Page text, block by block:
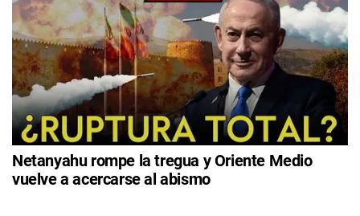
Netanyahu rompe la tregua y Oriente Medio
vuelve a acercarse al abismo